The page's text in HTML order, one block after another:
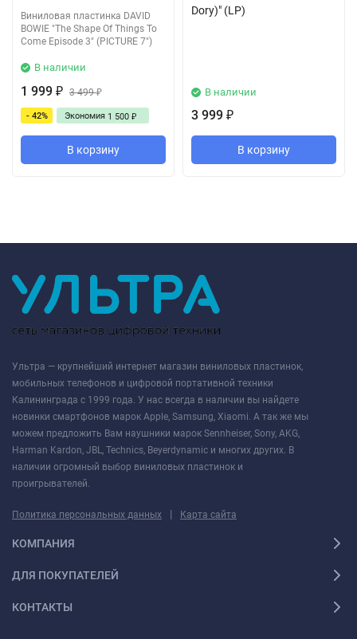
Виниловая пластинка DAVID
BOWIE "The Shape Of Things To
Come Episode 3" (PICTURE 7")
В наличии
1 999 ₽ 3 499₽
- 42% Экономия 1 500 ₽
В корзину
Dory)" (LP)
В наличии
3 999 ₽
В корзину
Ультра — крупнейший интернет магазин виниловых пластинок,
мобильных телефонов и цифровой портативной техники
Калининграда с 1999 года. У нас всегда в наличии вы найдете
новинки смартфонов марок Apple, Samsung, Xiaomi. А так же мы
можем предложить Вам наушники марок Sennheiser, Sony, AKG,
Harman Kardon, JBL, Technics, Beyerdynamic и многих других. В
наличии огромный выбор виниловых пластинок и
проигрывателей.
Политика персональных данных | Карта сайта
КОМПАНИЯ
ДЛЯ ПОКУПАТЕЛЕЙ
КОНТАКТЫ